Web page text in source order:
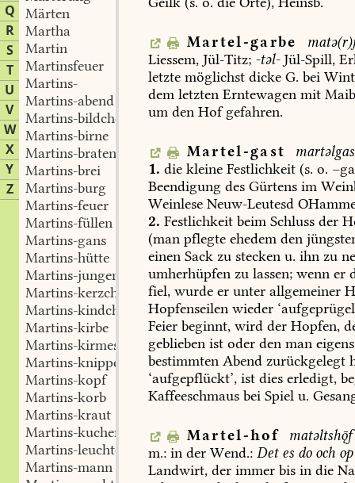
Q
R
S
T
U
V
W
X
Y
Z
Märten
Martha
Martin
Martinsfeuer
Martins-
Martins-abend
Martins-bildchen
Martins-birne
Martins-braten
Martins-brei
Martins-burg
Martins-feuer
Martins-füllen
Martins-gans
Martins-hütte
Martins-jungen
Martins-kerzchen
Martins-kindchen
Martins-kirbe
Martins-kirmes
Martins-knippchen
Martins-kopf
Martins-korb
Martins-kraut
Martins-kuchen
Martins-leuchte
Martins-mann
Martel-garbe
Liessem, Jül-Titz; -təl-Jül-Spill,
letzte möglichst dicke G. bei
dem letzten Erntewagen mit
um den Hofgefahren.
Martel-gast
1. die kleine Festlichkeit (s. o.
Beendigung des Gürtens im
Weinlese Neuw-Leutesd
2. Festlichkeit beim Schluss der
(man pflegte ehedem den
einen Sack zu stecken u. ihn zu
umherhüpfen zu lassen; wenn er
fiel, wurde er unter allgemeiner
Hopfenseilen wieder
Feier beginnt, wird der Hopfen,
geblieben ist oder den man eigens
bestimmten Abend zurückgelegt
‘aufgepflückt’, ist dies erledigt,
Kaffeeschmaus bei Spiel u.
Martel-hof
matəltshf
m.: in der Wend.: Detes dooch op
Landwirt, der immer bis in die